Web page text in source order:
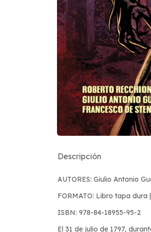
Descripción
AUTORES: Giulio Antonio
FORMATO: Libro tapa dura
ISBN: 978-84-18955-95-2
El 31 de julio de 1797,